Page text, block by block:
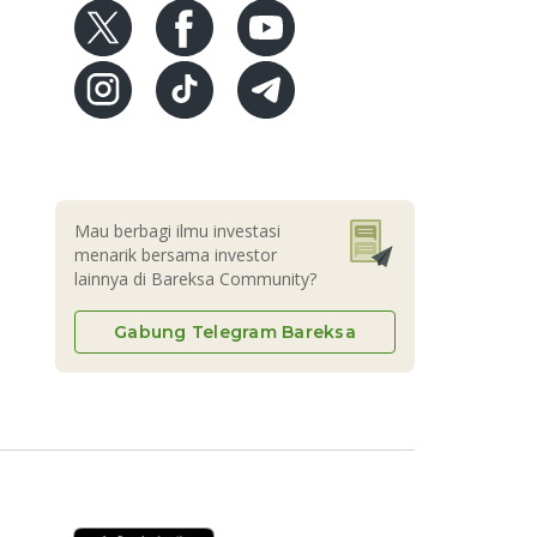
Mau berbagi ilmu investasi
menarik bersama investor
lainnya di Bareksa Community?
Gabung Telegram Bareksa